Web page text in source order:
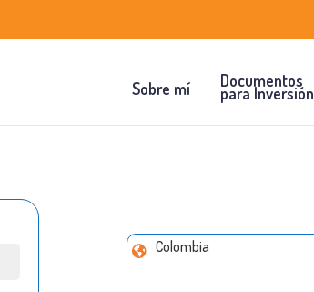
Sobre mí Documentos
para Inversión
Colombia